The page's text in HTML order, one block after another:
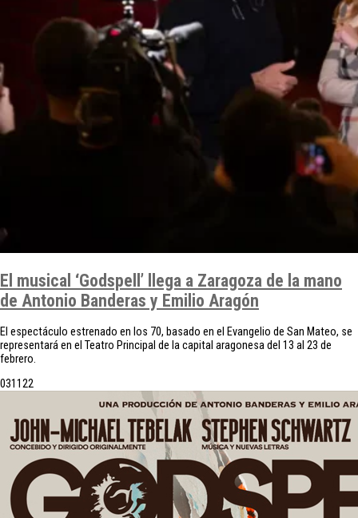
El musical ‘Godspell’ llega a Zaragoza de la mano
de Antonio Banderas y Emilio Aragón
El espectáculo estrenado en los 70, basado en el Evangelio de San Mateo, se
representará en el Teatro Principal de la capital aragonesa del 13 al 23 de
febrero.
031122